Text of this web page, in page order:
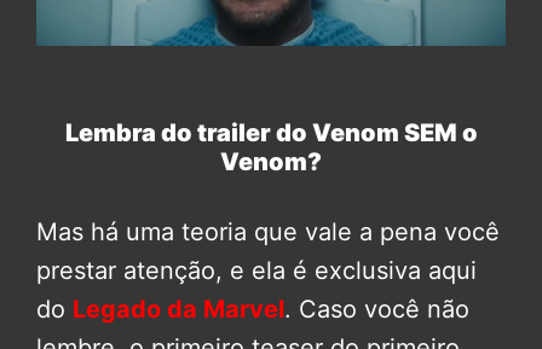
Lembra do trailer do Venom SEM o
Venom?
Mas há uma teoria que vale a pena você
prestar atenção, e ela é exclusiva aqui
do Legado da Marvel. Caso você não